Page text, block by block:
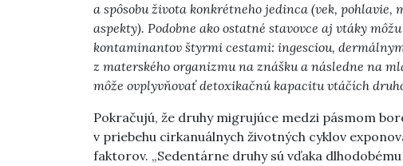
a spôsobu života konkrétneho jedinca (vek,
aspekty). Podobne ako ostatné stavovce aj vtáky
kontaminantov štyrmi cestami: ingesciou,
z materského organizmu na znášku a následne na
môže ovplyvňovať detoxikačnú kapacitu vtáčích
Pokračujú, že druhy migrujúce medzi pásmom
v priebehu cirkanuálnych životných cyklov
faktorov. „Sedentárne druhy sú vďaka